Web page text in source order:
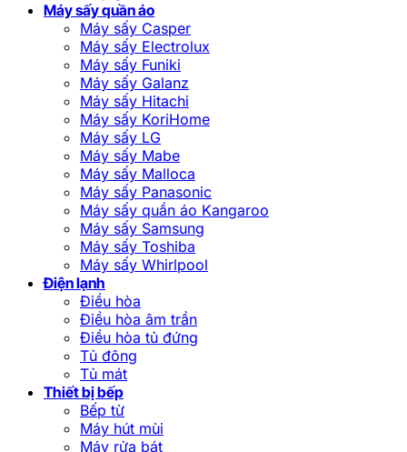
Máy sấy quần áo
Máy sấy Casper
Máy sấy Electrolux
Máy sấy Funiki
Máy sấy Galanz
Máy sấy Hitachi
Máy sấy KoriHome
Máy sấy LG
Máy sấy Mabe
Máy sấy Malloca
Máy sấy Panasonic
Máy sấy quần áo Kangaroo
Máy sấy Samsung
Máy sấy Toshiba
Máy sấy Whirlpool
Điện lạnh
Điều hòa
Điều hòa âm trần
Điều hòa tủ đứng
Tủ đông
Tủ mát
Thiết bị bếp
Bếp từ
Máy hút mùi
Máy rửa bát